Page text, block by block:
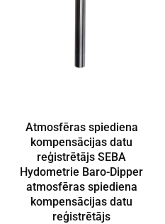
Atmosfēras spiediena
kompensācijas datu
reģistrētājs SEBA
Hydometrie Baro-Dipper
atmosfēras spiediena
kompensācijas datu
reģistrētājs